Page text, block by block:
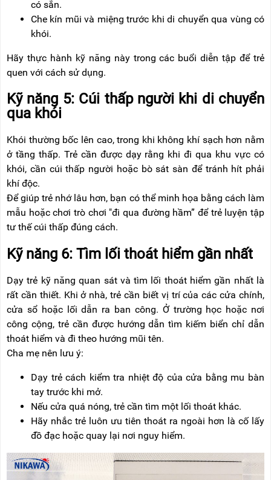
có sẵn.
Che kín mũi và miệng trước khi di chuyển qua vùng có
khói.
Hãy thực hành kỹ năng này trong các buổi diễn tập để trẻ
quen với cách sử dụng.
Kỹ năng 5: Cúi thấp người khi di chuyển
qua khói
Khói thường bốc lên cao, trong khi không khí sạch hơn nằm
ở tầng thấp. Trẻ cần được dạy rằng khi đi qua khu vực có
khói, cần cúi thấp người hoặc bò sát sàn để tránh hít phải
khí độc.
Để giúp trẻ nhớ lâu hơn, bạn có thể minh họa bằng cách làm
mẫu hoặc chơi trò chơi "đi qua đường hầm” để trẻ luyện tập
tư thế cúi thấp đúng cách.
Kỹ năng 6: Tìm lối thoát hiểm gần nhất
Dạy trẻ kỹ năng quan sát và tìm lối thoát hiểm gần nhất là
rất cần thiết. Khi ở nhà, trẻ cần biết vị trí của các cửa chính,
cửa sổ hoặc lối dẫn ra ban công. Ở trường học hoặc nơi
công cộng, trẻ cần được hướng dẫn tìm kiếm biển chỉ dẫn
thoát hiểm và đi theo hướng mũi tên.
Cha mẹ nên lưu ý:
Dạy trẻ cách kiểm tra nhiệt độ của cửa bằng mu bàn
tay trước khi mở.
Nếu cửa quá nóng, trẻ cần tìm một lối thoát khác.
Hãy nhắc trẻ luôn ưu tiên thoát ra ngoài hơn là cố lấy
đồ đạc hoặc quay lại nơi nguy hiểm.